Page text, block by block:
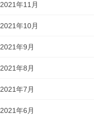
2021年11月
2021年10月
2021年9月
2021年8月
2021年7月
2021年6月